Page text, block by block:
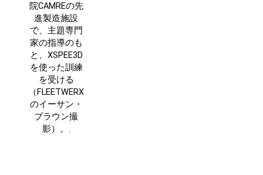
院CAMREの先
進製造施設
で、主題専門
家の指導のも
と、XSPEE3D
を使った訓練
を受ける
（FLEETWERX
のイーサン・
ブラウン撮
影）。.